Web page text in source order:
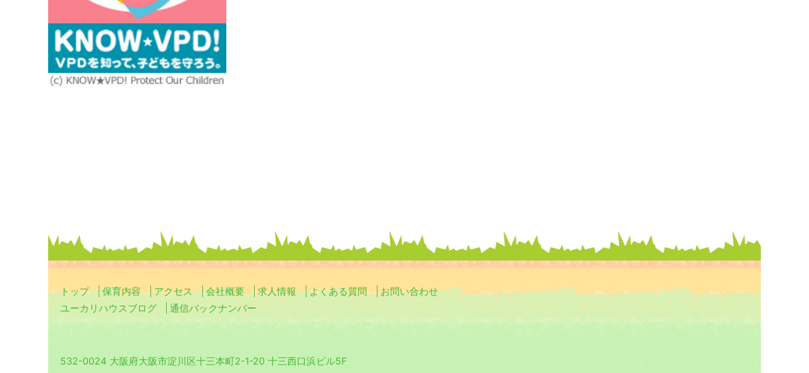
トップ 保育内容 アクセス 会社概要 求人情報 よくある質問
お問い合わせ
ユーカリハウスブログ
通信バックナンバー
532-0024 大阪府大阪市淀川区十三本町2-1-20 十三西口浜ビル5F